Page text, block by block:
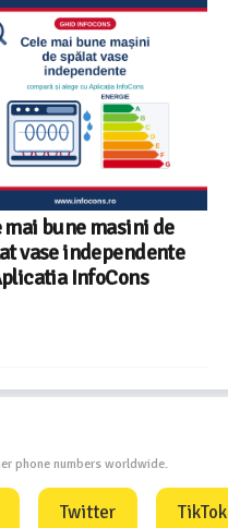
mai bune masini de
vase independente
InfoCons
phone numbers worldwide.
Twitter TikTok